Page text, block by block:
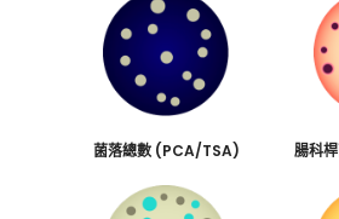
菌落總數 (PCA/TSA) 腸科